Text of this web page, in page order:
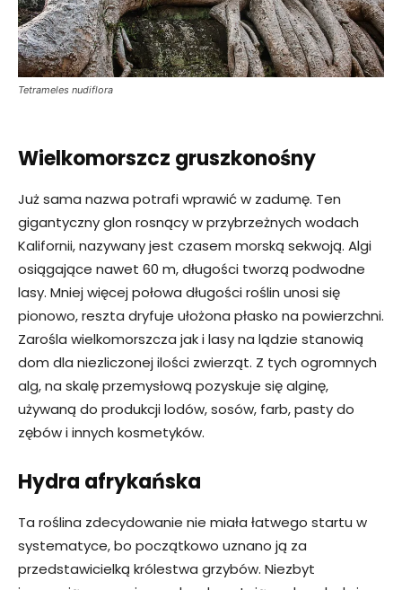
Tetrameles nudiflora
Wielkomorszcz gruszkonośny
Już sama nazwa potrafi wprawić w zadumę. Ten
gigantyczny glon rosnący w przybrzeżnych wodach
Kalifornii, nazywany jest czasem morską sekwoją. Algi
osiągające nawet 60 m, długości tworzą podwodne
lasy. Mniej więcej połowa długości roślin unosi się
pionowo, reszta dryfuje ułożona płasko na powierzchni.
Zarośla wielkomorszcza jak i lasy na lądzie stanowią
dom dla niezliczonej ilości zwierząt. Z tych ogromnych
alg, na skalę przemysłową pozyskuje się alginę,
używaną do produkcji lodów, sosów, farb, pasty do
zębów i innych kosmetyków.
Hydra afrykańska
Ta roślina zdecydowanie nie miała łatwego startu w
systematyce, bo początkowo uznano ją za
przedstawicielką królestwa grzybów. Niezbyt